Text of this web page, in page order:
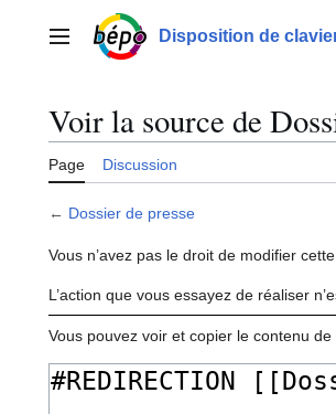
contenuMenu principalDisposition de
Voir la source de
Page Discussion
← Dossier de presse
Vous n’avez pas le droit de modifier
L’action que vous essayez de réaliser
Vous pouvez voir et copier le contenu de